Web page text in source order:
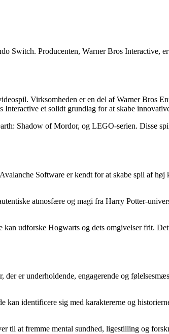
Switch. Producenten, Warner Bros Interactive,
Virksomheden er en del af Warner Bros
et solidt grundlag for at skabe
Shadow of Mordor, og LEGO-serien. Disse
Software er kendt for at skabe spil af
atmosfære og magi fra Harry Potter-
udforske Hogwarts og dets omgivelser frit.
er underholdende, engagerende og
identificere sig med karaktererne og
til at fremme mental sundhed, ligestilling og